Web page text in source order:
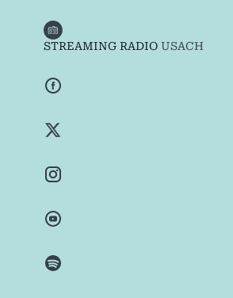
STREAMING RADIOUSACH